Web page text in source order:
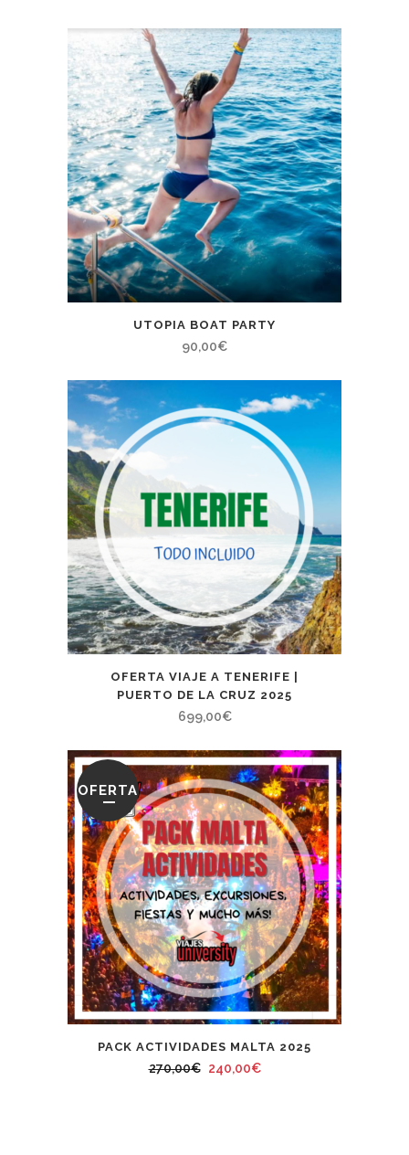
UTOPIA BOAT PARTY
90,00€
OFERTA VIAJE A TENERIFE |
PUERTO DE LA CRUZ 2025
699,00€
OFERTA
PACK ACTIVIDADES MALTA 2025
270,00€ El
240,00€El